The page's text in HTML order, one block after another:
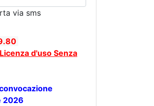
via sms
d'uso Senza
2026